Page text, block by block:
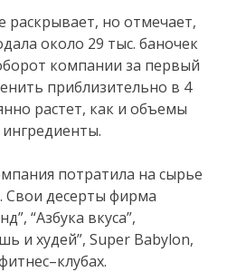
раскрывает, но отмечает,
около 29 тыс. баночек
компании за первый
приблизительно в 4
растет, как и объемы
потратила на сырье
Свои десерты фирма
“Азбука вкуса”,
и худей”, Super Babylon,